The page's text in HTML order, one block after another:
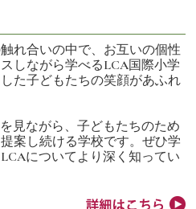
れ合いの中で、お互いの個性
しながら学べるLCA国際小学
た子どもたちの笑顔があふれ
見ながら、子どもたちのため
案し続ける学校です。ぜひ学
についてより深く知ってい